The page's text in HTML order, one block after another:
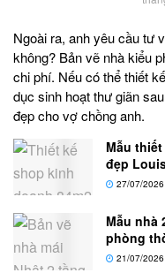
Ngoài ra, anh yêu cầu tư
không? Bản vẽ nhà kiểu
chi phí. Nếu có thể thiết
dục sinh hoạt thư giãn
đẹp cho vợ chồng anh.
Mẫu
đẹp
27/07/2026
Mẫu nhà
phòng
21/07/2026